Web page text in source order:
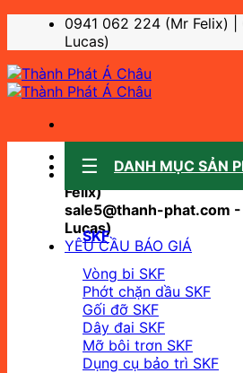
dung
0941 062 224 (Mr Felix)
Lucas)
Sale support:
sale10@thanh-
Felix)
sale5@thanh-phat.com
Lucas)
YÊU CẦU BÁO GIÁ
DANH MỤC SẢN
SKF
Vòng bi SKF
Phớt chặn dầu SKF
Gối đỡ SKF
Dây đai SKF
Mỡ bôi trơn SKF
Dụng cụ bảo trì SKF